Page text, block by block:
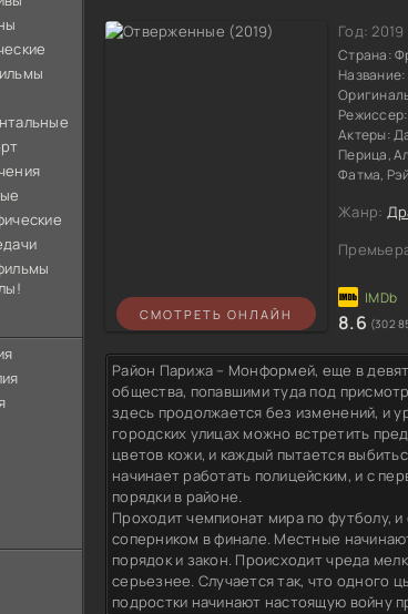
СМОТРЕТЬ ОНЛАЙН
Год:2019
Страна:
Название:
Режиссер:
Актеры:
Перица,
Фатма,
Жанр:
8.6 (302
Район Парижа – Монформей, еще в
общества, попавшими туда под
здесь продолжается без изменений, и
городских улицах можно встретить
цветов кожи, и каждый пытается
начинает работать полицейским, и с
порядки в районе.
Проходит чемпионат мира по футболу,
соперником в финале. Местные
порядок и закон. Происходит чреда
серьезнее. Случается так, что одного
подростки начинают настоящую войну